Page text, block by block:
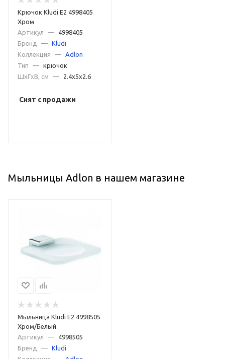
Крючок Kludi E2 4998405
Хром
Артикул
—
4998405
Бренд
— Kludi
Коллекция
—
Adlon
Тип
— крючок
ШxГxВ, см
— 2.4x5x2.6
Снят с продажи
Мыльницы Adlon в нашем магазине
Мыльница Kludi E2 4998505
Хром/Белый
Артикул
—
4998505
Бренд
— Kludi